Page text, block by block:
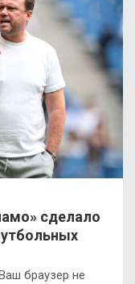
сделало
браузер не